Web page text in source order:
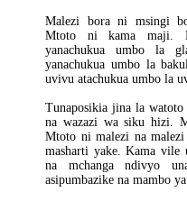
Malezi bora ni msingi
Mtoto ni kama maji.
yanachukua umbo la
yanachukua umbo la
uvivu atachukua umbo la
Tunaposikia jina la
na wazazi wa siku hizi.
Mtoto ni malezi na malezi
masharti yake. Kama
na mchanga ndivyo
asipumbazike na mambo